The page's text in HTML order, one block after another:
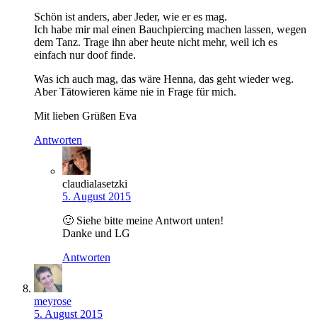
Schön ist anders, aber Jeder, wie er es mag.
Ich habe mir mal einen Bauchpiercing machen lassen, wegen
dem Tanz. Trage ihn aber heute nicht mehr, weil ich es
einfach nur doof finde.
Was ich auch mag, das wäre Henna, das geht wieder weg.
Aber Tätowieren käme nie in Frage für mich.
Mit lieben Grüßen Eva
Antworten
claudialasetzki
5. August 2015
🙂 Siehe bitte meine Antwort unten!
Danke und LG
Antworten
meyrose
5. August 2015